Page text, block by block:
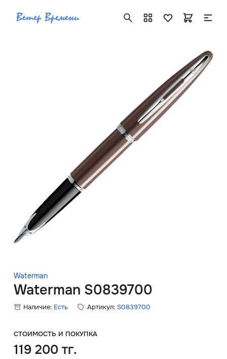
Waterman
Waterman S0839700
Наличие: Есть Артикул: S0839700
СТОИМОСТЬ И ПОКУПКА
119 200 тг.
+7 ( 705 ) 181-42-50
info@vetervremeni.kz
Авторизация
Каталог
Главная
О нас